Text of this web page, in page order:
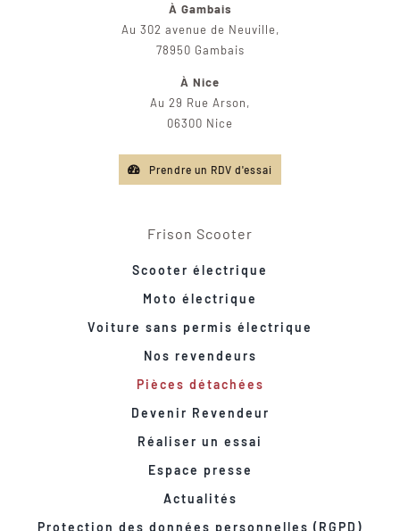
À Gambais
Au 302 avenue de Neuville,
78950 Gambais
À Nice
Au 29 Rue Arson,
06300 Nice
Prendre un RDV d'essai
Frison Scooter
Scooter électrique
Moto électrique
Voiture sans permis électrique
Nos revendeurs
Pièces détachées
Devenir Revendeur
Réaliser un essai
Espace presse
Actualités
Protection des données personnelles (RGPD)